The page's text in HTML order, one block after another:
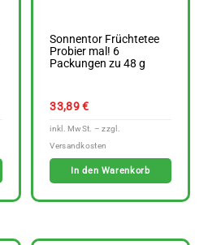
Sonnentor Früchtetee
Probier mal! 6
Packungen zu 48 g
33,89€
In den Warenkorb